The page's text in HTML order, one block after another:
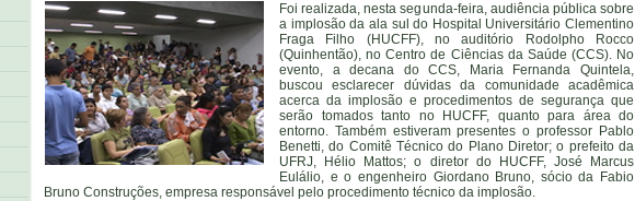
Foi realizada, nesta segunda-feira, audiência pública sobre
a implosão da ala sul do Hospital Universitário Clementino
Fraga Filho (HUCFF), no auditório Rodolpho Rocco
(Quinhentão), no Centro de Ciências da Saúde (CCS). No
evento, a decana do CCS, Maria Fernanda Quintela,
buscou esclarecer dúvidas da comunidade acadêmica
acerca da implosão e procedimentos de segurança que
serão tomados tanto no HUCFF, quanto para área do
entorno. Também estiveram presentes o professor Pablo
Benetti, do Comitê Técnico do Plano Diretor; o prefeito da
UFRJ, Hélio Mattos; o diretor do HUCFF, José Marcus
Eulálio, e o engenheiro Giordano Bruno, sócio da Fabio
Bruno Construções, empresa responsável pelo procedimento técnico da implosão.